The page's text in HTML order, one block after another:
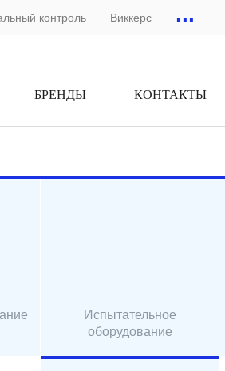
контроль Виккерс ...
БРЕНДЫ КОНТАКТЫ
Испытательное
оборудование